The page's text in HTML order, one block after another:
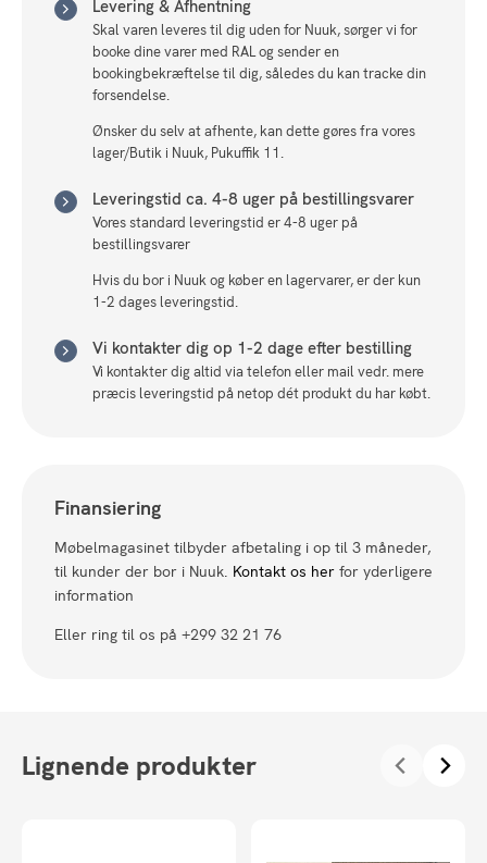
Levering & Afhentning
Skal varen leveres til dig uden for Nuuk, sørger vi for
booke dine varer med RAL og sender en
bookingbekræftelse til dig, således du kan tracke din
forsendelse.
Ønsker du selv at afhente, kan dette gøres fra vores
lager/Butik i Nuuk, Pukuffik 11.
Leveringstid ca. 4-8 uger på bestillingsvarer
Vores standard leveringstid er 4-8 uger på
bestillingsvarer
Hvis du bor i Nuuk og køber en lagervarer, er der kun
1-2 dages leveringstid.
Vi kontakter dig op 1-2 dage efter bestilling
Vi kontakter dig altid via telefon eller mail vedr. mere
præcis leveringstid på netop dét produkt du har købt.
Finansiering
Møbelmagasinet tilbyder afbetaling i op til 3 måneder,
til kunder der bor i Nuuk. Kontakt os her for yderligere
information
Eller ring til os på +299 32 21 76
Lignende produkter